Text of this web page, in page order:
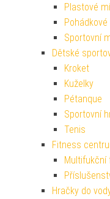
Plastové
Sportovní
Dětské
Kroket
Kuželky
Pétanque
Sportovní
Tenis
Fitness
Hračky do